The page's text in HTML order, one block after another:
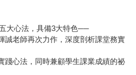
大心法，具備3大特色──
誠老師再次力作，深度剖析課堂務實
踐心法，同時兼顧學生課業成績的祕